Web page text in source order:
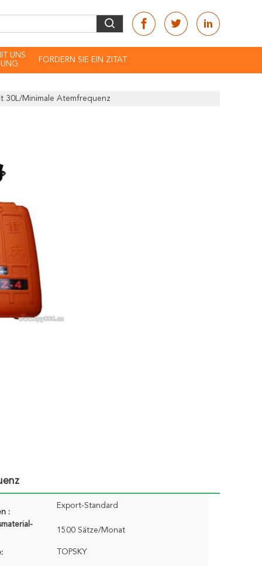
UNS
FORDERN SIE EIN ZITAT
30L/minimale Atemfrequenz
:
Export-Standard
1500 Sätze/Monat
TOPSKY